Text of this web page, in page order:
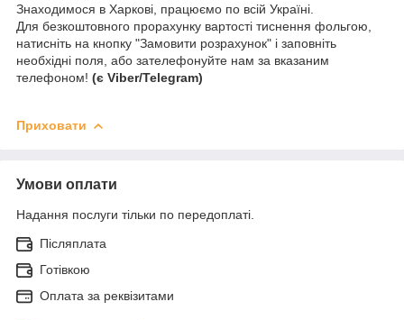
Знаходимося в Харкові, працюємо по всій Україні.
Для безкоштовного прорахунку вартості тиснення фольгою,
натисніть на кнопку "Замовити розрахунок" і заповніть
необхідні поля, або зателефонуйте нам за вказаним
телефоном! (є Viber/Telegram)
Приховати
Умови оплати
Надання послуги тільки по передоплаті.
Післяплата
Готівкою
Оплата за реквізитами